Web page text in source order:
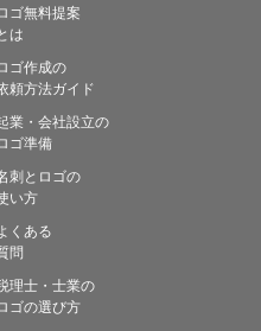
ゴ無料提案
は
ゴ作成の
頼方法ガイド
業・会社設立の
ゴ準備
刺とロゴの
い方
くある
問
理士・士業の
ゴの選び方